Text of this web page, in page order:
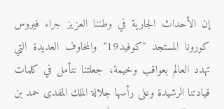
إن الأحداث الجارية في وطننا العزيز جراء فيروس
كورونا المستجد "كوفيد19" والمخاوف العديدة التي
تهدد العالم بعواقب وخيمة، جعلتنا نتأمل في كلمات
قيادتنا الرشيدة وعلى رأسها جلالة الملك المفدى حمد بن